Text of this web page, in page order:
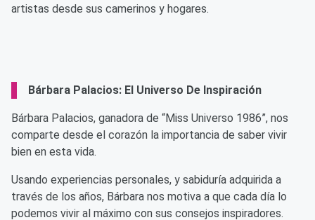
artistas desde sus camerinos y hogares.
Bárbara Palacios: El Universo De Inspiración
Bárbara Palacios, ganadora de “Miss Universo 1986”, nos
comparte desde el corazón la importancia de saber vivir
bien en esta vida.
Usando experiencias personales, y sabiduría adquirida a
través de los años, Bárbara nos motiva a que cada día lo
podemos vivir al máximo con sus consejos inspiradores.